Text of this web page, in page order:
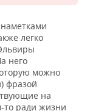
легко
него
можно
фразой
на
то ради жизни